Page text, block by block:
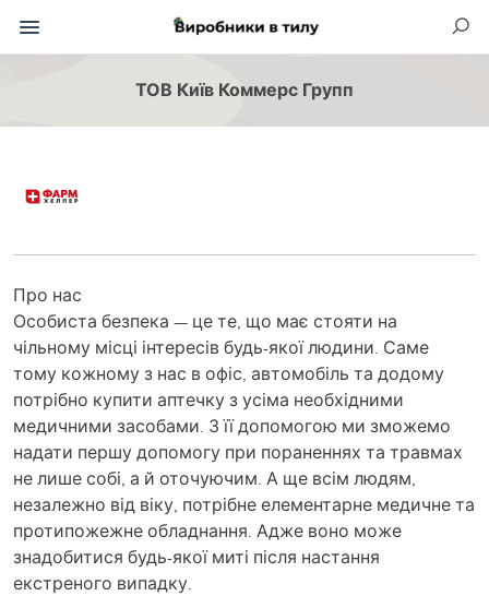
ТОВ Київ Коммерс Групп
Про нас
Особиста безпека — це те, що має стояти на
чільному місці інтересів будь-якої людини. Саме
тому кожному з нас в офіс, автомобіль та додому
потрібно купити аптечку з усіма необхідними
медичними засобами. З її допомогою ми зможемо
надати першу допомогу при пораненнях та травмах
не лише собі, а й оточуючим. А ще всім людям,
незалежно від віку, потрібне елементарне медичне та
протипожежне обладнання. Адже воно може
знадобитися будь-якої миті після настання
екстреного випадку.